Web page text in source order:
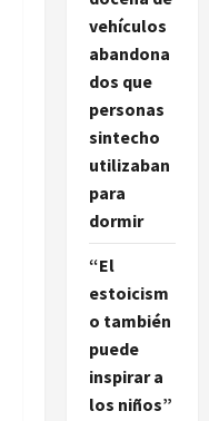
vehículos
abandona
dos que
personas
sintecho
utilizaban
para
dormir
“El
estoicism
o también
puede
inspirar a
los niños”